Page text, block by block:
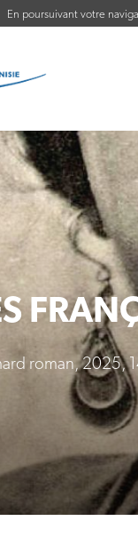
En poursuivant votre
roman, 2025,